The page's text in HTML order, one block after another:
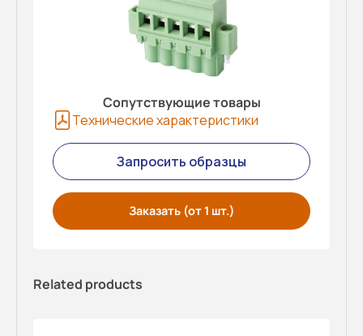
Сопутствующие товары
Технические характеристики
Запросить образцы
Заказать (от 1 шт.)
Related products